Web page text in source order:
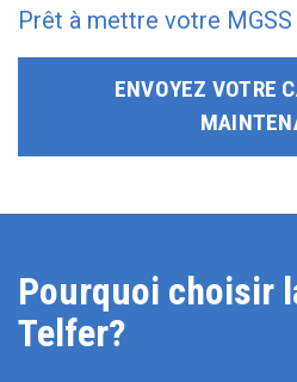
Prêt à mettre votre
ENVOYEZ VOTRE
Pourquoi choisir
Telfer?